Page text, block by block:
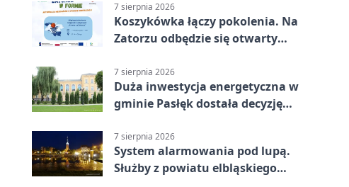
7 sierpnia 2026
Koszykówka łączy pokolenia. Na
Zatorzu odbędzie się otwarty
7 sierpnia 2026
Duża inwestycja energetyczna w
gminie Pasłęk dostała decyzję
7 sierpnia 2026
System alarmowania pod lupą.
Służby z powiatu elbląskiego